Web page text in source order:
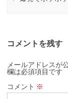
コメントを残す
メールアドレスが
欄は必須項目です
コメント ※